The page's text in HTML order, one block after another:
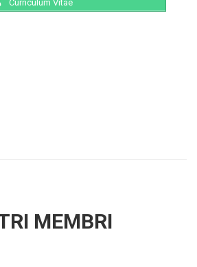
Curriculum Vitae
MEMBRI